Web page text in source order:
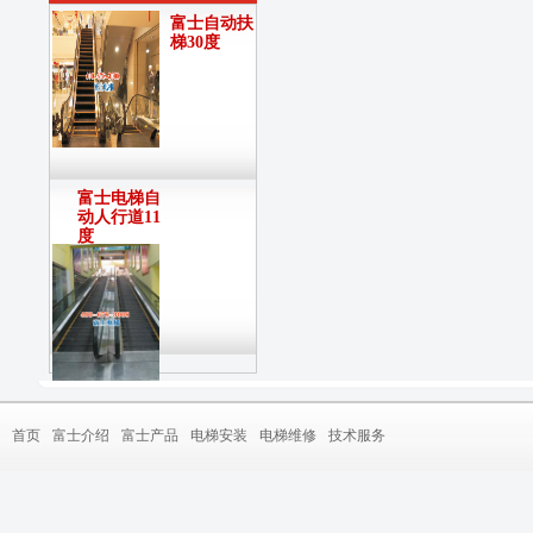
富士自动扶
梯30度
富士电梯自
动人行道11
度
首页 富士介绍 富士产品 电梯安装 电梯维修 技术服务